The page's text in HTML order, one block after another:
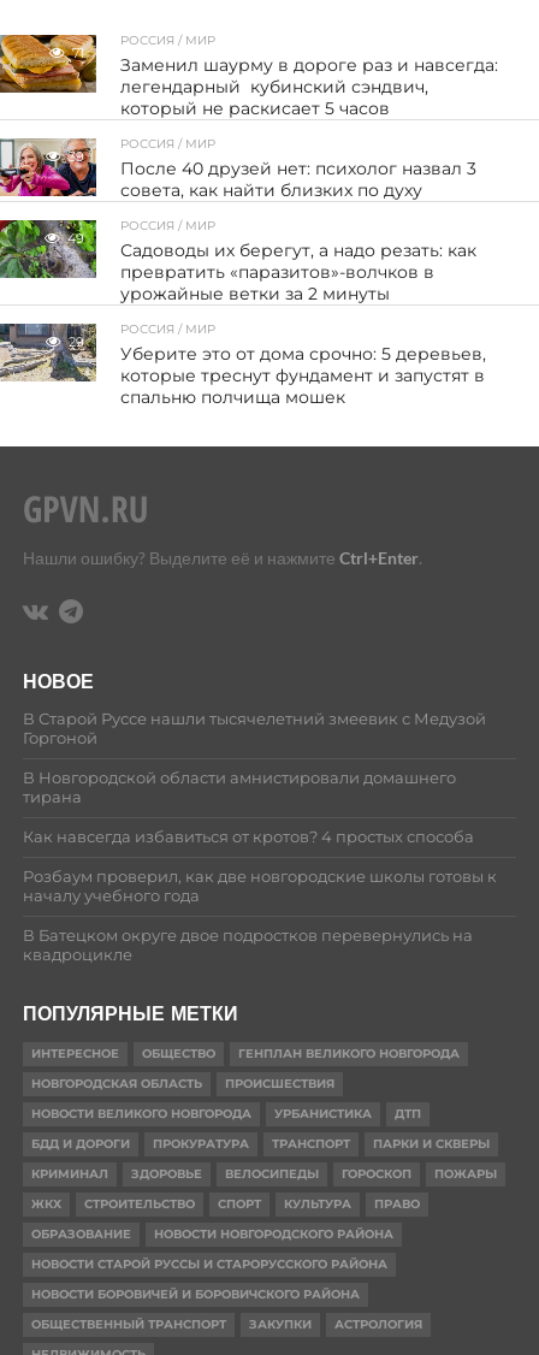
71
РОССИЯ / МИР
Заменил шаурму в дороге раз и навсегда:
легендарный кубинский сэндвич,
который не раскисает 5 часов
39
РОССИЯ / МИР
После 40 друзей нет: психолог назвал 3
совета, как найти близких по духу
49
РОССИЯ / МИР
Садоводы их берегут, а надо резать: как
превратить «паразитов»-волчков в
урожайные ветки за 2 минуты
29
РОССИЯ / МИР
Уберите это от дома срочно: 5 деревьев,
которые треснут фундамент и запустят в
спальню полчища мошек
Нашли ошибку? Выделите её и нажмите Ctrl+Enter.
НОВОЕ
В Старой Руссе нашли тысячелетний змеевик с Медузой
Горгоной
В Новгородской области амнистировали домашнего
тирана
Как навсегда избавиться от кротов? 4 простых способа
Розбаум проверил, как две новгородские школы готовы к
началу учебного года
В Батецком округе двое подростков перевернулись на
квадроцикле
ПОПУЛЯРНЫЕ МЕТКИ
ИНТЕРЕСНОЕ ОБЩЕСТВО
ГЕНПЛАН ВЕЛИКОГО НОВГОРОДА
НОВГОРОДСКАЯ ОБЛАСТЬ
ПРОИСШЕСТВИЯ
НОВОСТИ ВЕЛИКОГО НОВГОРОДА
УРБАНИСТИКА
ДТП
БДД И ДОРОГИ
ПРОКУРАТУРА ТРАНСПОРТ
ПАРКИ И СКВЕРЫ
КРИМИНАЛ
ЗДОРОВЬЕ ВЕЛОСИПЕДЫ ГОРОСКОП
ПОЖАРЫ
ЖКХ
СТРОИТЕЛЬСТВО СПОРТ КУЛЬТУРА
ПРАВО
ОБРАЗОВАНИЕ
НОВОСТИ НОВГОРОДСКОГО РАЙОНА
НОВОСТИ СТАРОЙ РУССЫ И СТАРОРУССКОГО РАЙОНА
НОВОСТИ БОРОВИЧЕЙ И БОРОВИЧСКОГО РАЙОНА
ОБЩЕСТВЕННЫЙ ТРАНСПОРТ
ЗАКУПКИ
АСТРОЛОГИЯ